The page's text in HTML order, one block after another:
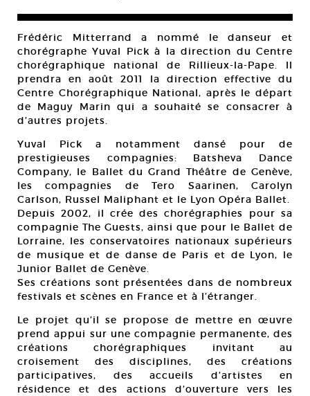
Frédéric Mitterrand a nommé le danseur et
chorégraphe Yuval Pick à la direction du Centre
chorégraphique national de Rillieux-la-Pape. Il
prendra en août 2011 la direction effective du
Centre Chorégraphique National, après le départ
de Maguy Marin qui a souhaité se consacrer à
d’autres projets.
Yuval Pick a notamment dansé pour de
prestigieuses compagnies: Batsheva Dance
Company, le Ballet du Grand Théâtre de Genève,
les compagnies de Tero Saarinen, Carolyn
Carlson, Russel Maliphant et le Lyon Opéra Ballet.
Depuis 2002, il crée des chorégraphies pour sa
compagnie The Guests, ainsi que pour le Ballet de
Lorraine, les conservatoires nationaux supérieurs
de musique et de danse de Paris et de Lyon, le
Junior Ballet de Genève.
Ses créations sont présentées dans de nombreux
festivals et scènes en France et à l’étranger.
Le projet qu’il se propose de mettre en œuvre
prend appui sur une compagnie permanente, des
créations chorégraphiques invitant au
croisement des disciplines, des créations
participatives, des accueils d’artistes en
résidence et des actions d’ouverture vers les